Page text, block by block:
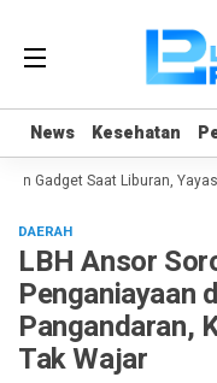
News Kesehatan
News Kesehatan
Gadget Saat Liburan,
DAERAH
LBH Ansor
Penganiayaan
Pangandaran,
Tak Wajar